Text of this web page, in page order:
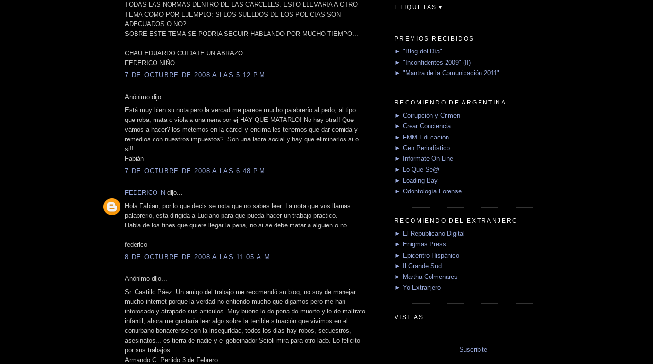
TODAS LAS NORMAS DENTRO DE LAS CARCELES. ESTO LLEVARIA A OTRO
TEMA COMO POR EJEMPLO: SI LOS SUELDOS DE LOS POLICIAS SON
ADECUADOS O NO?...
SOBRE ESTE TEMA SE PODRIA SEGUIR HABLANDO POR MUCHO TIEMPO...
CHAU EDUARDO CUIDATE UN ABRAZO......
FEDERICO NIÑO
7 DE OCTUBRE DE 2008 A LAS 5:12 P.M.
Anónimo dijo...
Está muy bien su nota pero la verdad me parece mucho palabrerío al pedo, al tipo
que roba, mata o viola a una nena por ej HAY QUE MATARLO! No hay otra!! Que
vámos a hacer? los metemos en la cárcel y encima les tenemos que dar comida y
remedios con nuestros impuestos?. Son una lacra social y hay que eliminarlos si o
si!!.
Fabián
7 DE OCTUBRE DE 2008 A LAS 6:48 P.M.
FEDERICO_N dijo...
Hola Fabian, por lo que decis se nota que no sabes leer. La nota que vos llamas
palabrerio, esta dirigida a Luciano para que pueda hacer un trabajo practico.
Habla de los fines que quiere llegar la pena, no si se debe matar a alguien o no.
federico
8 DE OCTUBRE DE 2008 A LAS 11:05 A.M.
Anónimo dijo...
Sr. Castillo Páez: Un amigo del trabajo me recomendó su blog, no soy de manejar
mucho internet porque la verdad no entiendo mucho que digamos pero me han
interesado y atrapado sus articulos. Muy bueno lo de pena de muerte y lo de maltrato
infantil, ahora me gustaría leer algo sobre la terrible situación que vivimos en el
conurbano bonaerense con la inseguridad, todos los dias hay robos, secuestros,
asesinatos... es tierra de nadie y el gobernador Scioli mira para otro lado. Lo felicito
por sus trabajos.
Armando C. Pertido 3 de Febrero
ETIQUETAS▼
PREMIOS RECIBIDOS
► "Blog del Día"
► "Inconfidentes 2009" (II)
► "Mantra de la Comunicación 2011"
RECOMIENDO DE ARGENTINA
► Corrupción y Crimen
► Crear Conciencia
► FMM Educación
► Gen Periodístico
► Informate On-Line
► Lo Que Se@
► Loading Bay
► Odontología Forense
RECOMIENDO DEL EXTRANJERO
► El Republicano Digital
► Enigmas Press
► Epicentro Hispánico
► Il Grande Sud
► Martha Colmenares
► Yo Extranjero
VISITAS
Suscribite